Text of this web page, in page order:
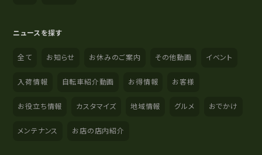
ニュースを探す
全て お知らせ お休みのご案内 その他動画 イベント
入荷情報 自転車紹介動画 お得情報 お客様
お役立ち情報 カスタマイズ 地域情報 グルメ おでかけ
メンテナンス お店の店内紹介